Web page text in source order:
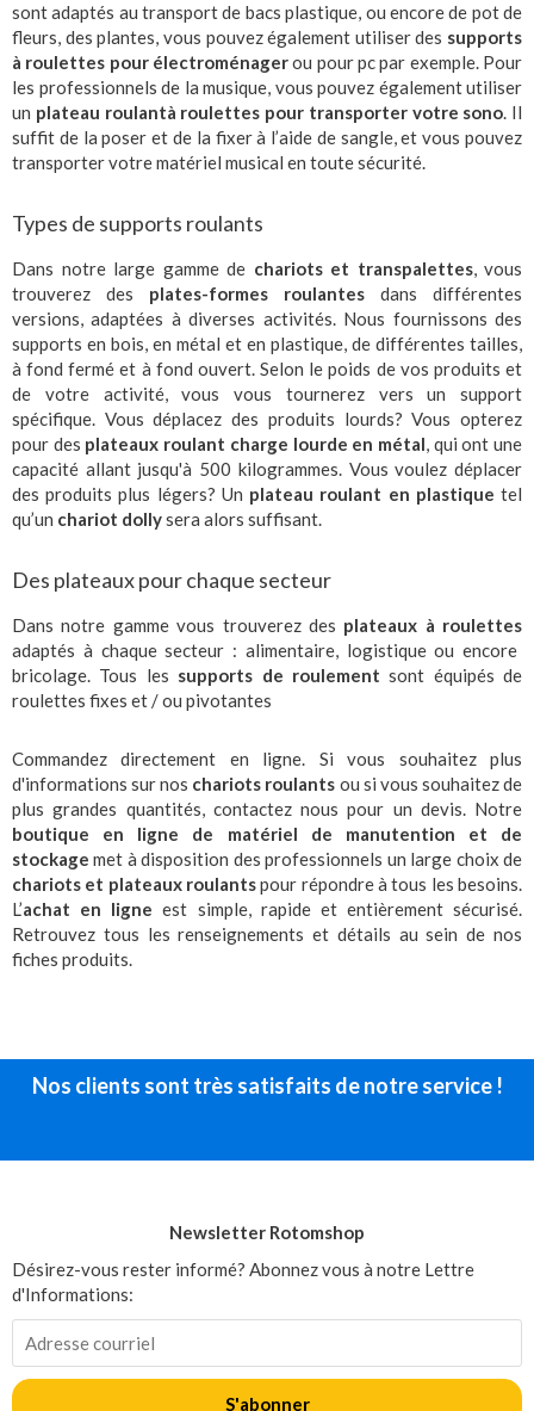
sont adaptés au transport de bacs plastique, ou encore de pot de
fleurs, des plantes, vous pouvez également utiliser des supports
à roulettes pour électroménagerou pour pc par exemple. Pour
les professionnels de la musique, vous pouvez également utiliser
un plateau roulantà roulettes pour transporter votre sono. Il
suffit de la poser et de la fixer à l’aide de sangle, et vous pouvez
transporter votre matériel musical en toute sécurité.
Types de supports roulants
Dans notre large gamme de chariots et transpalettes, vous
trouverez des plates-formes roulantes dans différentes
versions, adaptées à diverses activités. Nous fournissons des
supports en bois, en métal et en plastique, de différentes tailles,
à fond fermé et à fond ouvert. Selon le poids de vos produits et
de votre activité, vous vous tournerez vers un support
spécifique. Vous déplacez des produits lourds? Vous opterez
pour des plateaux roulant charge lourde en métal, qui ont une
capacité allant jusqu'à 500 kilogrammes. Vous voulez déplacer
des produits plus légers? Un plateau roulant en plastique tel
qu’un chariot dollysera alors suffisant.
Des plateaux pour chaque secteur
Dans notre gamme vous trouverez des plateaux à roulettes
adaptés à chaque secteur : alimentaire, logistique ou encore
bricolage. Tous les supports de roulement sont équipés de
roulettes fixes et / ou pivotantes
Commandez directement en ligne. Si vous souhaitez plus
d'informations sur nos chariots roulants ou si vous souhaitez de
plus grandes quantités, contactez nous pour un devis. Notre
boutique en ligne de matériel de manutention et de
stockage met à disposition des professionnels un large choix de
chariots et plateaux roulantspour répondre à tous les besoins.
L’achat en ligne est simple, rapide et entièrement sécurisé.
Retrouvez tous les renseignements et détails au sein de nos
fiches produits.
Nos clients sont très satisfaits de notre service !
Newsletter Rotomshop
Désirez-vous rester informé? Abonnez vous à notre Lettre
d'Informations:
S'abonner